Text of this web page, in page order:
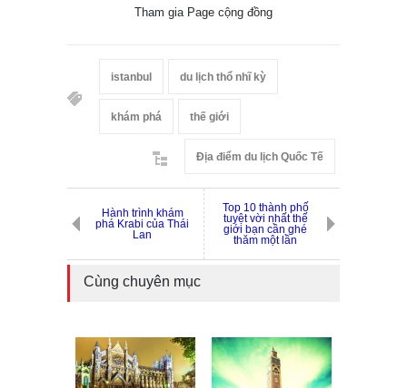
Tham gia Page cộng đồng
istanbul du lịch thổ nhĩ kỳ
khám phá thế giới
Địa điểm du lịch Quốc Tế
Hành trình khám
phá Krabi của Thái
Lan
Top 10 thành phố
tuyệt vời nhất thế
giới bạn cần ghé
thăm một lần
Cùng chuyên mục